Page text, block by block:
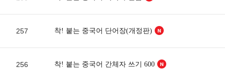
257 착! 붙는 중국어 단어장(개정판)
256 착! 붙는 중국어 간체자 쓰기 600